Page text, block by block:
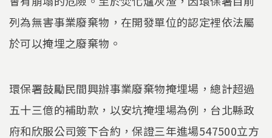
列為無害事業廢棄物，在開發單位的認定裡依法屬
於可以掩埋之廢棄物。
環保署鼓勵民間興辦事業廢棄物掩埋場，總計超過
五十三億的補助款，以安坑掩埋場為例，台北縣政
府和欣服公司簽下合約，保證三年進場547500立方